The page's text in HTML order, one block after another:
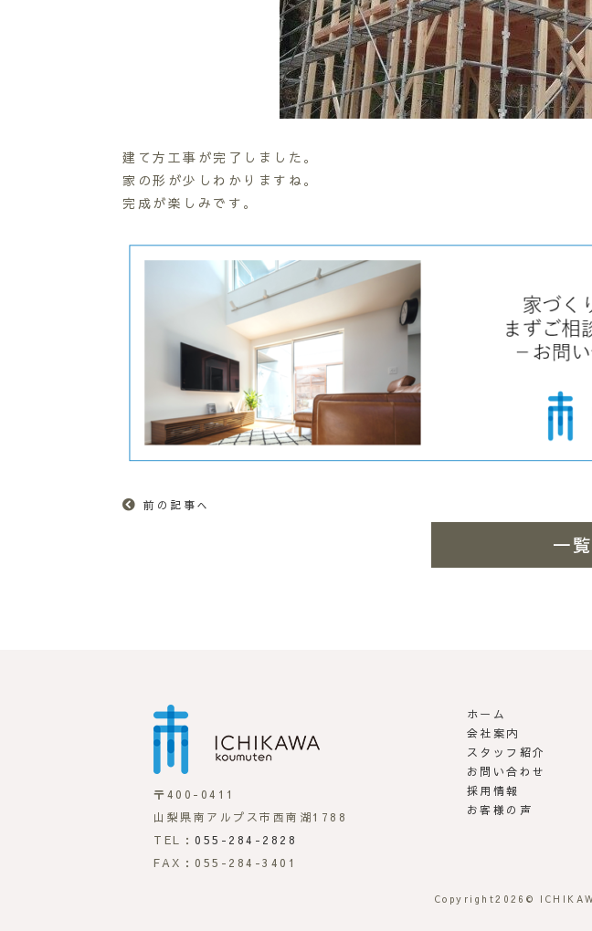
建て方工事が完了しました。
家の形が少しわかりますね。
完成が楽しみです。
前の記事へ
一
市川工務店 | らしさがある家づ
〒400-0411
山梨県南アルプス市西南湖1788
TEL： 055-284-2828
FAX：055-284-3401
ホーム
会社案内
スタッフ紹介
お問い合わせ
採用情報
お客様の声
Copyright2026©